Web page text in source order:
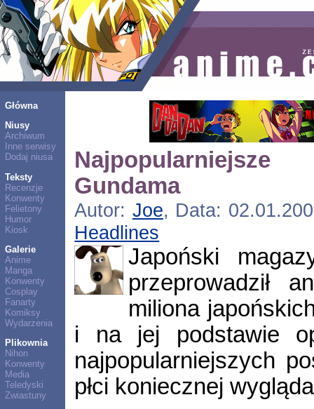
Główna
Niusy
Archiwum
Inne serwisy
Dodaj niusa
Teksty
Recenzje
Konwenty
Felietony
Humor
Kiosk
Galerie
Anime
Manga
Konwenty
Cosplay
Fanarty
Komiksy
Wydarzenia
Plikownia
Nihon
Konwenty
Media
Teledyski
Zwiastuny
Gundama
Autor: Joe, Data:
Headlines
Japoński
przeprowadził
miliona
i na jej podstawie
najpopularniejszych
płci koniecznej